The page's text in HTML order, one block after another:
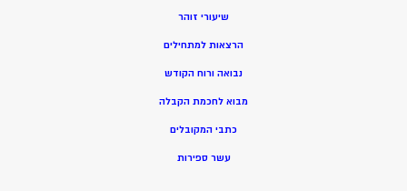
שיעורי זוהר
הרצאות למתחילים
נבואה ורוח הקודש
מבוא לחכמת הקבלה
כתבי המקובלים
עשר ספירות